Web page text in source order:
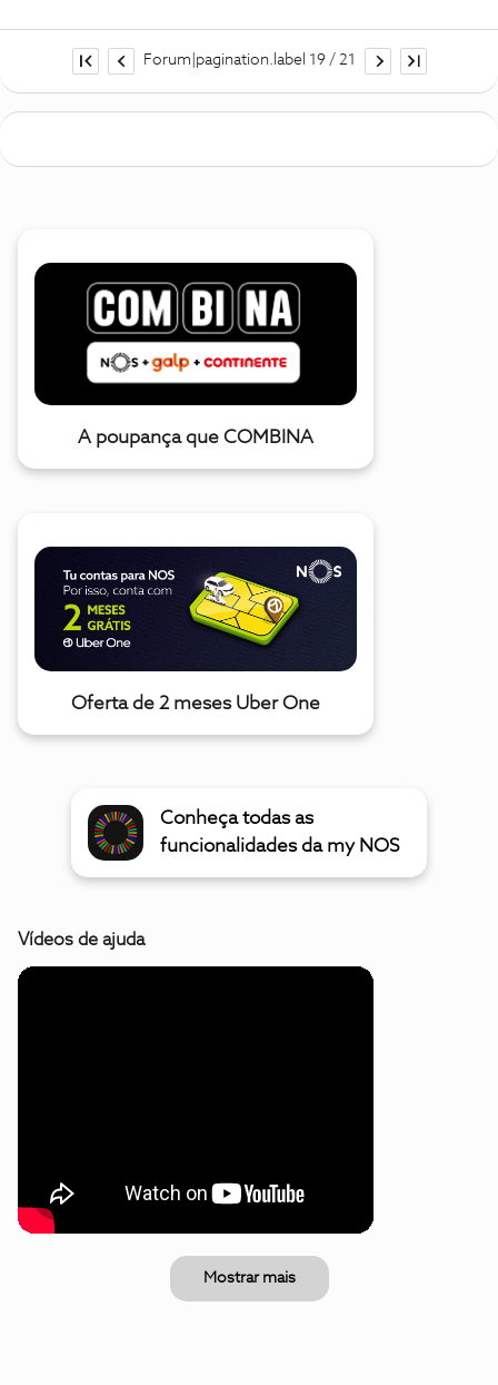
Forum|pagination.label 19 / 21
A poupança que COMBINA
Oferta de 2 meses Uber One
Conheça todas as
funcionalidades da my NOS
Vídeos de ajuda
Mostrar mais